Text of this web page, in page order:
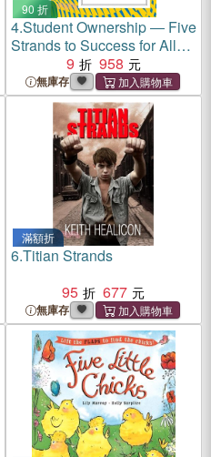
90 折
4.Student Ownership ― Five
Strands to Success for All
Students9 958
無庫存
滿額折
6.Titian Strands
95
677
無庫存